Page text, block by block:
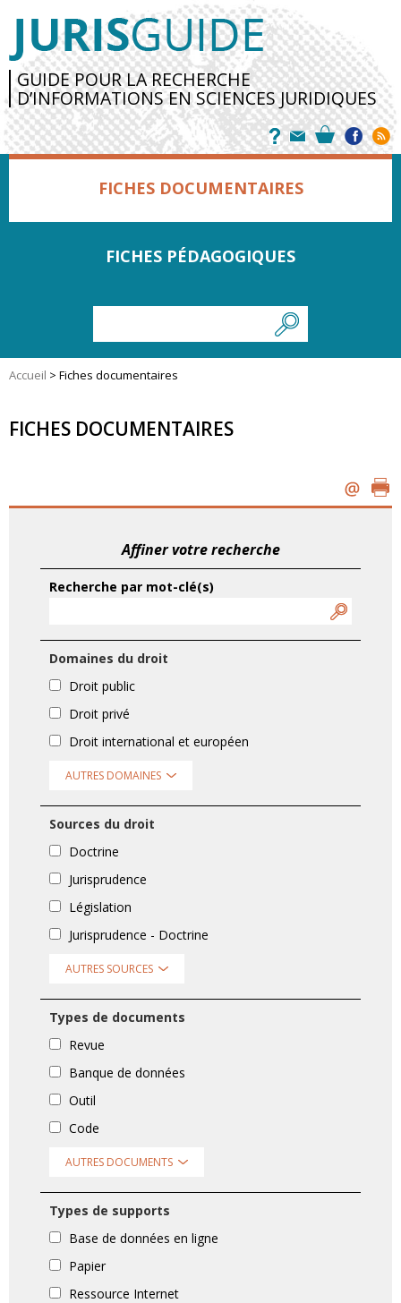
GUIDE POUR LA RECHERCHE
D’INFORMATIONS EN SCIENCES JURIDIQUES
FICHES DOCUMENTAIRES
FICHES PÉDAGOGIQUES
Accueil > Fiches documentaires
FICHES DOCUMENTAIRES
Affiner votre recherche
Recherche par mot-clé(s)
Domaines du droit
Droit public
Droit privé
Droit international et européen
AUTRES DOMAINES
Sources du droit
Doctrine
Jurisprudence
Législation
Jurisprudence - Doctrine
AUTRES SOURCES
Types de documents
Revue
Banque de données
Outil
Code
AUTRES DOCUMENTS
Types de supports
Base de données en ligne
Papier
Ressource Internet